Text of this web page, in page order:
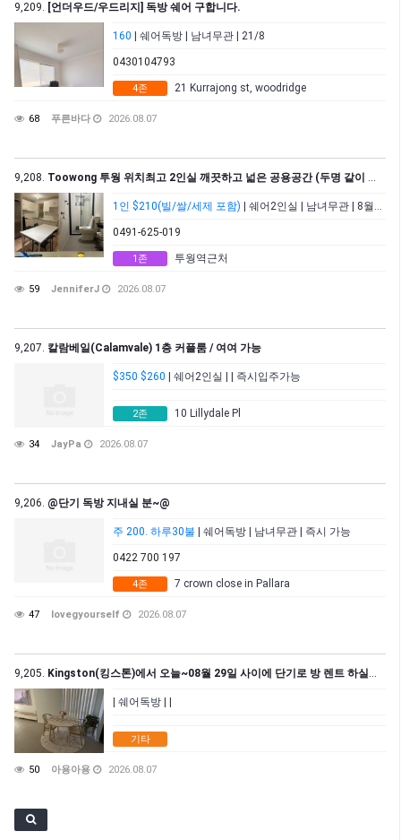
9,209. [언더우드/우드리지] 독방 쉐어 구합니다.
160 | 쉐어독방 | 남녀무관 | 21/8
0430104793
4존 21 Kurrajong st, woodridge
68 푸른바다 2026.08.07
9,208. Toowong 투웡 위치최고 2인실 깨끗하고 넓은 공용공간 (두명 같이 들어오시는 남남/여여)
1인 $210(빌/쌀/세제 포함) | 쉐어2인실 | 남녀무관 | 8월15일
0491-625-019
1존 투웡역근처
59 JenniferJ 2026.08.07
9,207. 칼람베일(Calamvale) 1층 커플룸 / 여여 가능
$350 $260 | 쉐어2인실 | | 즉시입주가능
2존 10 Lillydale Pl
34 JayPa 2026.08.07
9,206. @단기 독방 지내실 분~@
주 200. 하루30불 | 쉐어독방 | 남녀무관 | 즉시 가능
0422 700 197
4존 7 crown close in Pallara
47 lovegyourself 2026.08.07
9,205. Kingston(킹스톤)에서 오늘~08월 29일 사이에 단기로 방 렌트 하실분 구해요.
| 쉐어독방 | |
기타
50 아용아용 2026.08.07